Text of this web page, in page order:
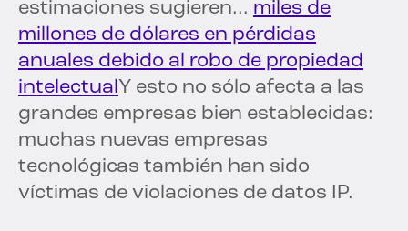
estimaciones sugieren... miles de
millones de dólares en pérdidas
anuales debido al robo de propiedad
intelectualY esto no sólo afecta a las
grandes empresas bien establecidas:
muchas nuevas empresas
tecnológicas también han sido
víctimas de violaciones de datos IP.